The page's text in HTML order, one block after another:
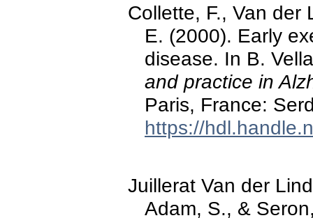
Collette, F., Van der
E. (2000). Early
disease. In B.
and practice in
Paris, France:
https://
Juillerat Van der
Adam, S., &